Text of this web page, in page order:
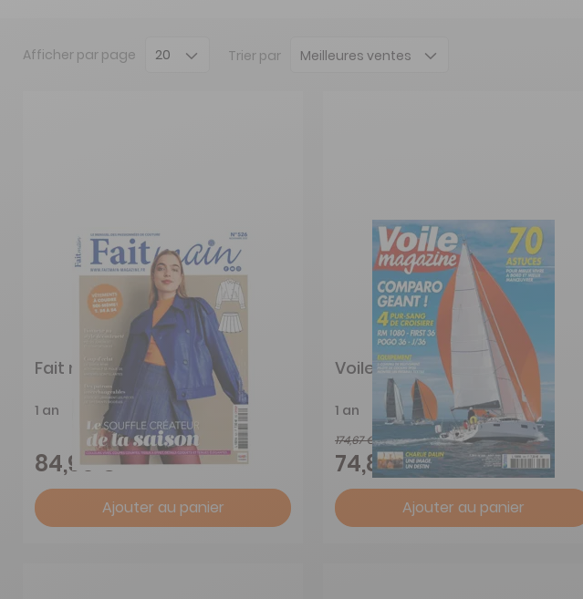
Afficher par page Trier par
Fait main
1 an
84,90 €
Ajouter au panier
Voile Magazine
1 an
174,67 €
74,80 € -57%
Ajouter au panier